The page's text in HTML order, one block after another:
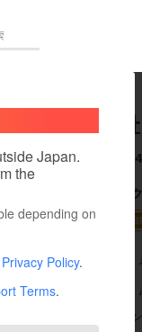
クト 注目の
真
・ガジェット
起業
Japan.
the
depending on
Privacy Policy.
Terms.
株式会
これまでに
2017 【大賞】
在住国：日本
出身国：日本
『ヘブンバ